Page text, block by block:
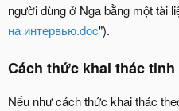
người dùng ở Nga bằng một tài
на интервью.doc").
Cách thức khai thác tinh
Nếu như cách thức khai thác